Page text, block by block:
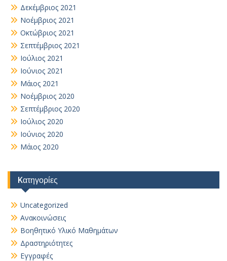
Δεκέμβριος 2021
Νοέμβριος 2021
Οκτώβριος 2021
Σεπτέμβριος 2021
Ιούλιος 2021
Ιούνιος 2021
Μάιος 2021
Νοέμβριος 2020
Σεπτέμβριος 2020
Ιούλιος 2020
Ιούνιος 2020
Μάιος 2020
Kατηγορίες
Uncategorized
Ανακοινώσεις
Βοηθητικό Yλικό Mαθημάτων
Δραστηριότητες
Εγγραφές